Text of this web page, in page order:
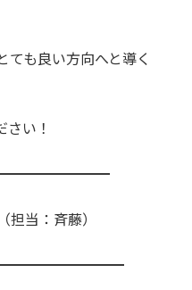
ても良い方向へと導く
い！
当：斉藤）